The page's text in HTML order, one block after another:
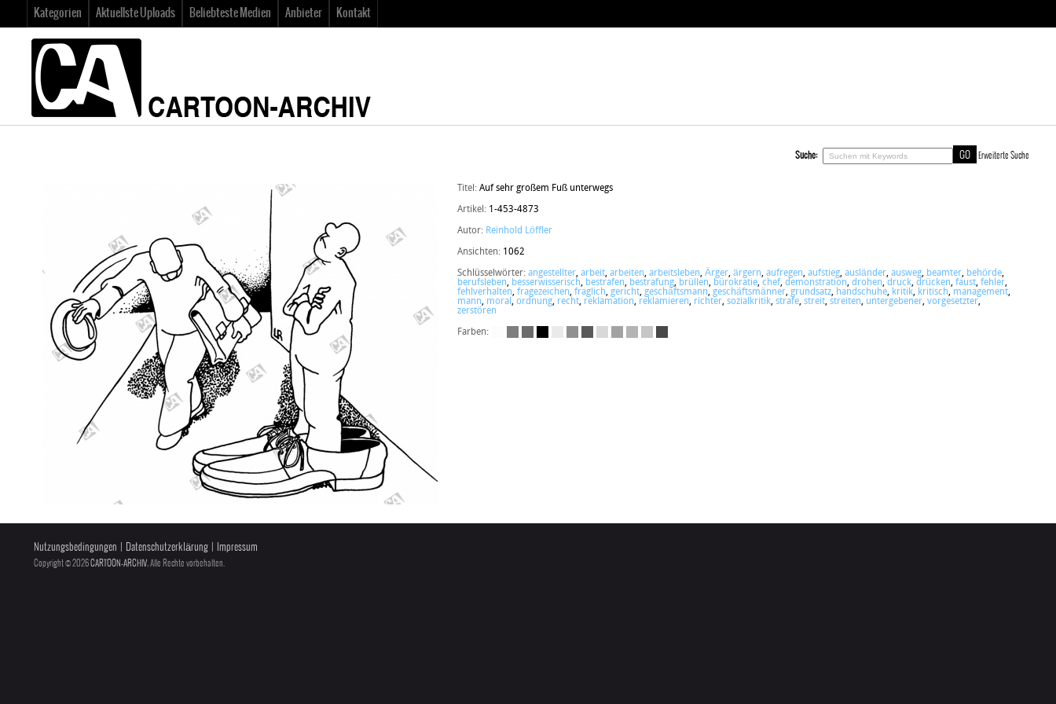
Kategorien Aktuellste Uploads Beliebteste Medien Anbieter Kontakt
Suche: Erweiterte Suche
Titel: Auf sehr großem Fuß unterwegs
Artikel: 1-453-4873
Autor: Reinhold Löffler
Ansichten: 1062
Schlüsselwörter: angestellter, arbeit, arbeiten, arbeitsleben, Ärger, ärgern, aufregen, aufstieg, ausländer, ausweg, beamter, behörde,
berufsleben, besserwisserisch, bestrafen, bestrafung, brüllen, bürokratie, chef, demonstration, drohen, druck, drücken, faust, fehler,
fehlverhalten, fragezeichen, fraglich, gericht, geschäftsmann, geschäftsmänner, grundsatz, handschuhe, kritik, kritisch, management,
mann, moral , ordnung, recht, reklamation, reklamieren, richter, sozialkritik, strafe, streit, streiten, untergebener, vorgesetzter,
zerstören
Farben:
Nutzungsbedingungen Datenschutzerklärung Impressum
Copyright © 2026CARTOON-ARCHIV, Alle Rechte vorbehalten.